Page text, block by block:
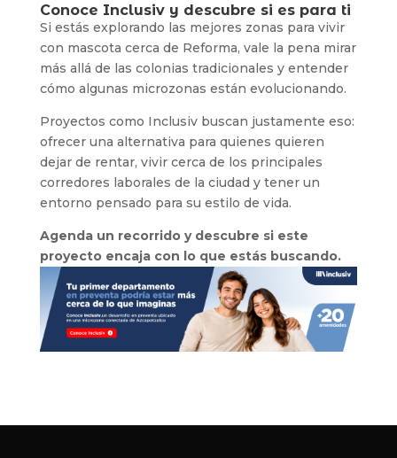
Conoce Inclusiv y descubre si es para ti
Si estás explorando las mejores zonas para vivir
con mascota cerca de Reforma, vale la pena mirar
más allá de las colonias tradicionales y entender
cómo algunas microzonas están evolucionando.
Proyectos como Inclusiv buscan justamente eso:
ofrecer una alternativa para quienes quieren
dejar de rentar, vivir cerca de los principales
corredores laborales de la ciudad y tener un
entorno pensado para su estilo de vida.
Agenda un recorrido y descubre si este
proyecto encaja con lo que estás buscando.